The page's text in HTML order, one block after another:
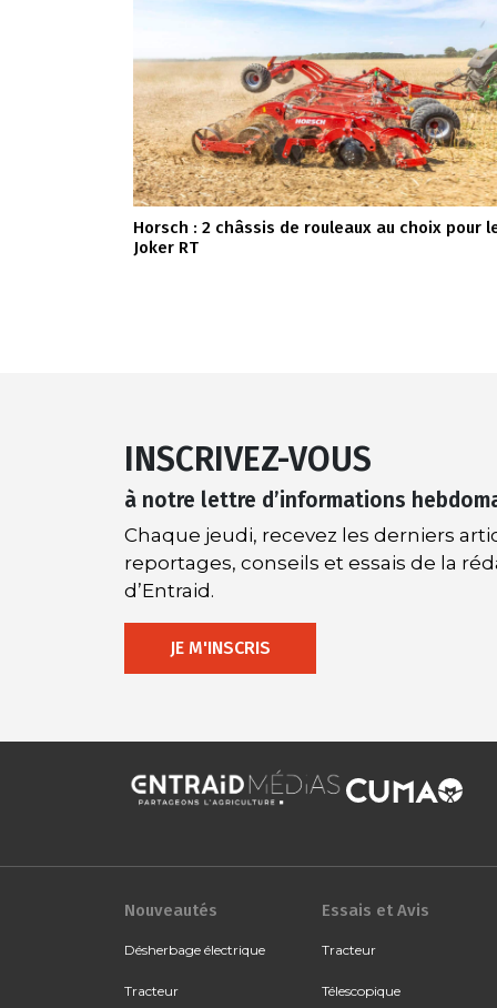
Horsch : 2 châssis de rouleaux au choix pour
Joker RT
INSCRIVEZ-VOUS
à notre lettre d’informations
Chaque jeudi, recevez les derniers
reportages, conseils et essais de la
d’Entraid.
JE M'INSCRIS
Nouveautés
Désherbage électrique
Tracteur
Essais et Avis
Tracteur
Télescopique